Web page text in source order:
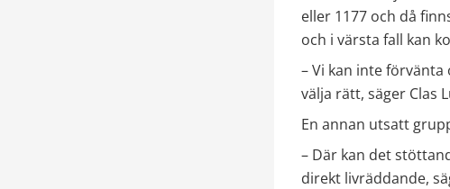
eller 1177 och då
och i värsta fall kan
– Vi kan inte
välja rätt, säger Clas
En annan utsatt
– Där kan det
direkt livräddande,